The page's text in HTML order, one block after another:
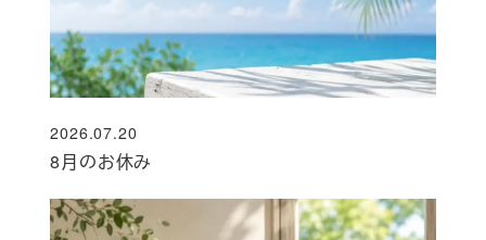
8月のお休み
投稿日
2026.07.20